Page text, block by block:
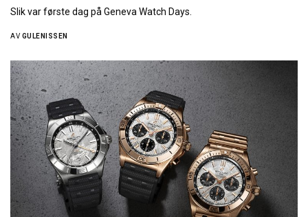
Slik var første dag på Geneva Watch Days.
AV GULENISSEN